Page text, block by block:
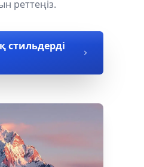
реттеңіз.